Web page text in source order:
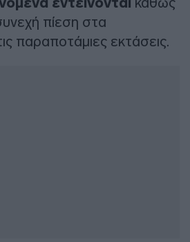
πίεση στα
παραποτάμιες εκτάσεις.